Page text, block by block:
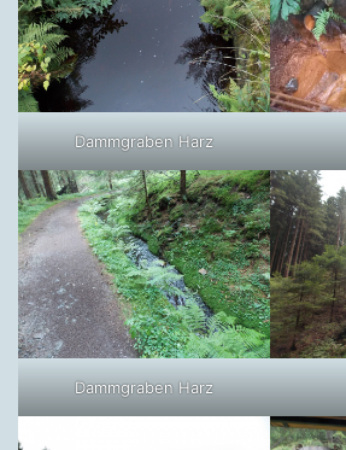
Dammgraben Harz
Dammgraben Harz